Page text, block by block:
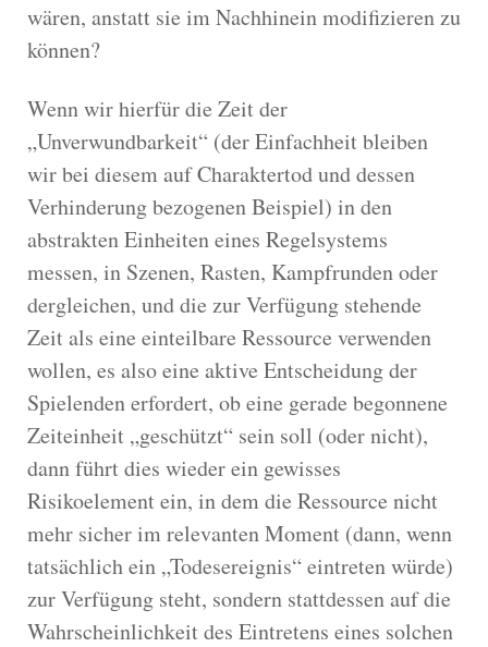
wären, anstatt sie im Nachhinein modifizieren zu
können?
Wenn wir hierfür die Zeit der
„Unverwundbarkeit“ (der Einfachheit bleiben
wir bei diesem auf Charaktertod und dessen
Verhinderung bezogenen Beispiel) in den
abstrakten Einheiten eines Regelsystems
messen, in Szenen, Rasten, Kampfrunden oder
dergleichen, und die zur Verfügung stehende
Zeit als eine einteilbare Ressource verwenden
wollen, es also eine aktive Entscheidung der
Spielenden erfordert, ob eine gerade begonnene
Zeiteinheit „geschützt“ sein soll (oder nicht),
dann führt dies wieder ein gewisses
Risikoelement ein, in dem die Ressource nicht
mehr sicher im relevanten Moment (dann, wenn
tatsächlich ein „Todesereignis“ eintreten würde)
zur Verfügung steht, sondern stattdessen auf die
Wahrscheinlichkeit des Eintretens eines solchen